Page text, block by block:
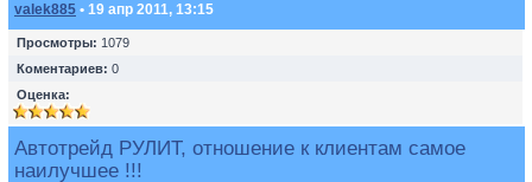
valek885 • 19 апр 2011, 13:15
Просмотры: 1079
Коментариев: 0
Оценка:
Автотрейд РУЛИТ, отношение к клиентам самое
наилучшее !!!